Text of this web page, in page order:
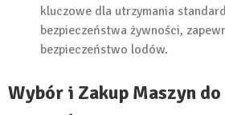
kluczowe dla utrzymania
bezpieczeństwa żywności,
bezpieczeństwo lodów.
Wybór i Zakup Maszyn